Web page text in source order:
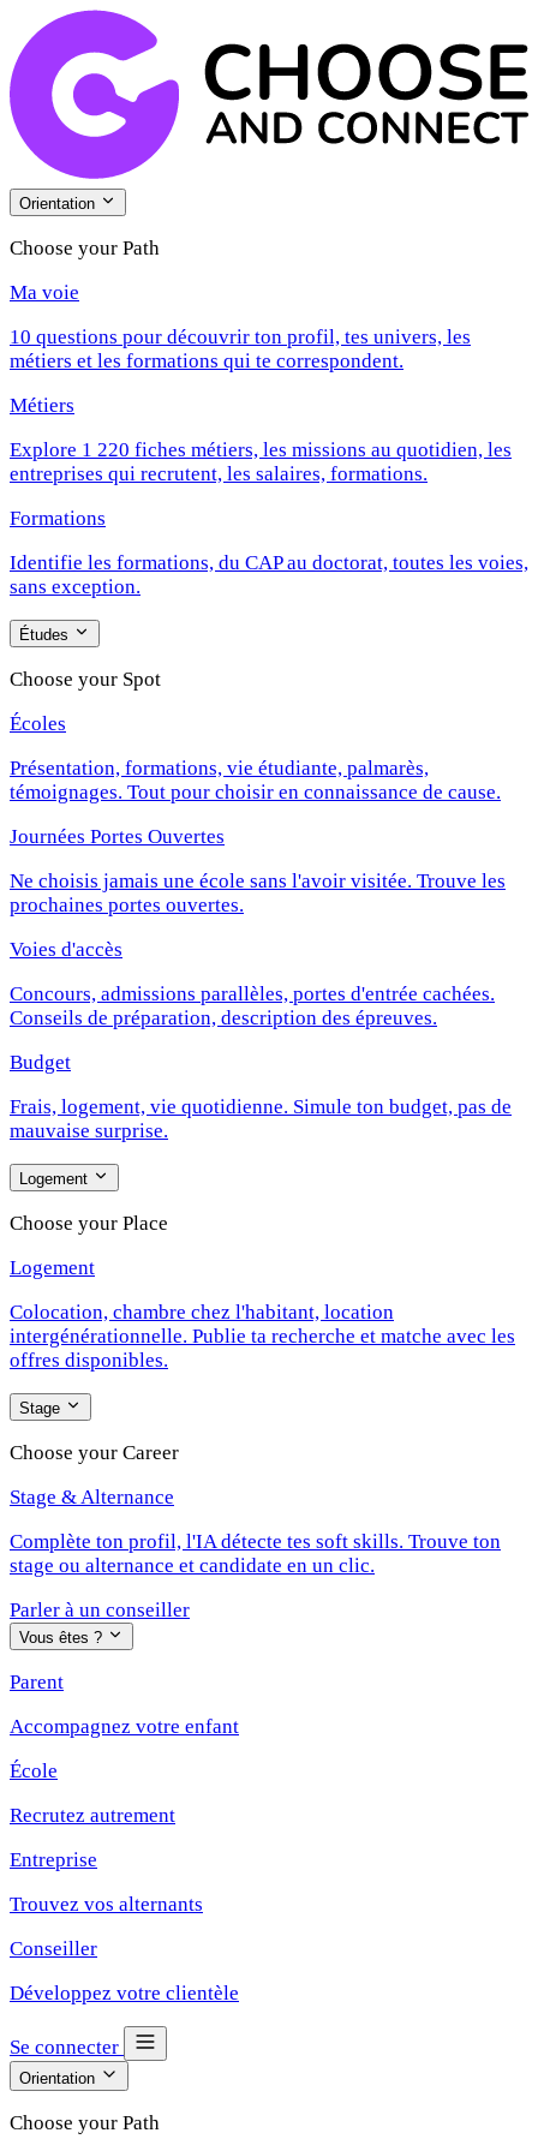
Orientation
Choose your Path
Ma voie
10 questions pour découvrir ton profil, tes univers, les
métiers et les formations qui te correspondent.
Métiers
Explore 1 220 fiches métiers, les missions au quotidien, les
entreprises qui recrutent, les salaires, formations.
Formations
Identifie les formations, du CAP au doctorat, toutes les voies,
sans exception.
Études
Choose your Spot
Écoles
Présentation, formations, vie étudiante, palmarès,
témoignages. Tout pour choisir en connaissance de cause.
Journées Portes Ouvertes
Ne choisis jamais une école sans l'avoir visitée. Trouve les
prochaines portes ouvertes.
Voies d'accès
Concours, admissions parallèles, portes d'entrée cachées.
Conseils de préparation, description des épreuves.
Budget
Frais, logement, vie quotidienne. Simule ton budget, pas de
mauvaise surprise.
Logement
Choose your Place
Logement
Colocation, chambre chez l'habitant, location
intergénérationnelle. Publie ta recherche et matche avec les
offres disponibles.
Stage
Choose your Career
Stage & Alternance
Complète ton profil, l'IA détecte tes soft skills. Trouve ton
stage ou alternance et candidate en un clic.
Parler à un conseiller
Vous êtes ?
Parent
Accompagnez votre enfant
École
Recrutez autrement
Entreprise
Trouvez vos alternants
Conseiller
Développez votre clientèle
Se connecter
Orientation
Choose your Path